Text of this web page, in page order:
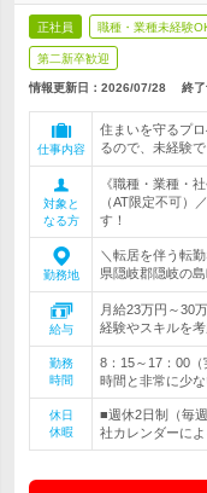
正社員 職種・業種未経験
第二新卒歓迎
情報更新日：2026/07/28 終了
仕事内容
住まいを守るプ
るので、未経験
対象と
なる方
《職種・業種・
（AT限定不可）
す！
勤務地
＼転居を伴う転
県隠岐郡隠岐の
給与
月給23万円～30
経験やスキルを
勤務
時間
8：15～17：00
時間と非常に少
休日
休暇
■週休2日制（毎
社カレンダーに